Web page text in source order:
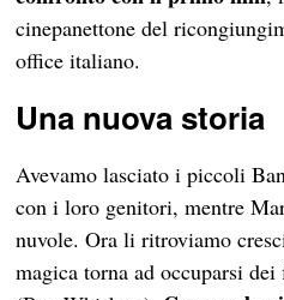
cinepanettone del
office italiano.
Una nuova storia
Avevamo lasciato i piccoli
con i loro genitori, mentre
nuvole. Ora li ritroviamo
magica torna ad occuparsi